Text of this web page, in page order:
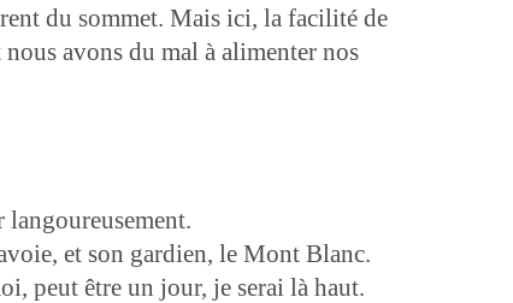
du sommet. Mais ici, la facilité de
avons du mal à alimenter nos
langoureusement.
et son gardien, le Mont Blanc.
peut être un jour, je serai là haut.